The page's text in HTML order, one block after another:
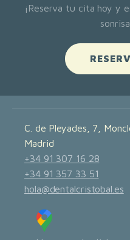
¡Reserva tu cita hoy y
C. de Pleyades, 7,
Madrid
+34 91 307 16 28
+34 91 357 33 51
hola@dentalcristobal.es